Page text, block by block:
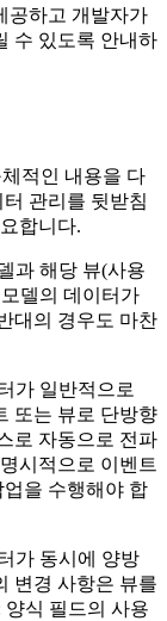
공하고 개발자가
수 있도록 안내하
적인 내용을 다
관리를 뒷받침
합니다.
과 해당 뷰(사용
델의 데이터가
대의 경우도 마찬
가 일반적으로
또는 뷰로 단방향
로 자동으로 전파
시적으로 이벤트
을 수행해야 합
가 동시에 양방
변경 사항은 뷰를
식 필드의 사용